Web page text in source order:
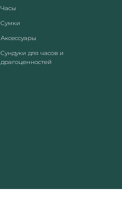
Часы
Сумки
Аксессуары
Сундуки для часов и
драгоценностей